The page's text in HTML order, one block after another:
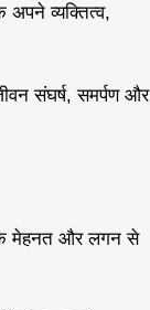
व्यक्तित्व,
संघर्ष, समर्पण और
मेहनत और लगन से